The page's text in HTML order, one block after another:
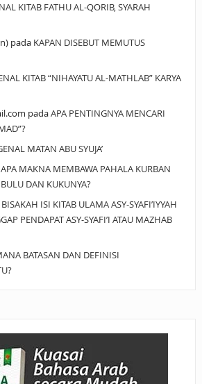
KITAB FATHU AL-QORIB, SYARAH
pada KAPAN DISEBUT MEMUTUS
KITAB “NIHAYATU AL-MATHLAB” KARYA
padaAPA PENTINGNYA MENCARI
MATAN ABU SYUJA’
APA MAKNA MEMBAWA PAHALA KURBAN
DAN KUKUNYA?
BISAKAH ISI KITAB ULAMA ASY-SYAFI’IYYAH
PENDAPAT ASY-SYAFI’I ATAU MAZHAB
BATASAN DAN DEFINISI